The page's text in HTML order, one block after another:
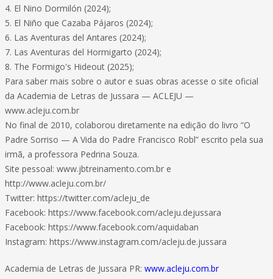
4. El Nino Dormilón (2024);
5. El Niño que Cazaba Pájaros (2024);
6. Las Aventuras del Antares (2024);
7. Las Aventuras del Hormigarto (2024);
8. The Formigo's Hideout (2025);
Para saber mais sobre o autor e suas obras acesse o site oficial
da Academia de Letras de Jussara — ACLEJU —
www.acleju.com.br
No final de 2010, colaborou diretamente na edição do livro “O
Padre Sorriso — A Vida do Padre Francisco Robl” escrito pela sua
irmã, a professora Pedrina Souza.
Site pessoal: www.jbtreinamento.com.br e
http://www.acleju.com.br/
Twitter: https://twitter.com/acleju_de
Facebook: https://www.facebook.com/acleju.dejussara
Facebook: https://www.facebook.com/aquidaban
Instagram: https://www.instagram.com/acleju.de.jussara
Academia de Letras de Jussara PR: www.acleju.com.br